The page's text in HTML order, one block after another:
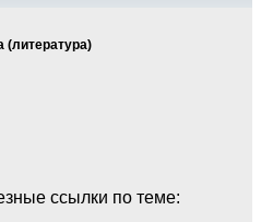
(литература)
ссылки по теме: